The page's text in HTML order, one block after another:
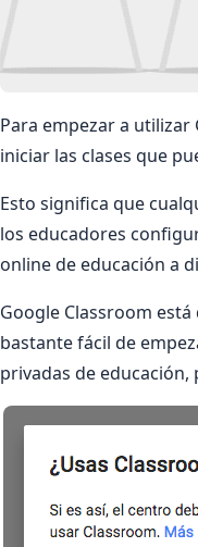
Para empezar a utilizar
iniciar las clases que
Esto significa que
los educadores
online de educación a
Google Classroom
bastante fácil de
privadas de